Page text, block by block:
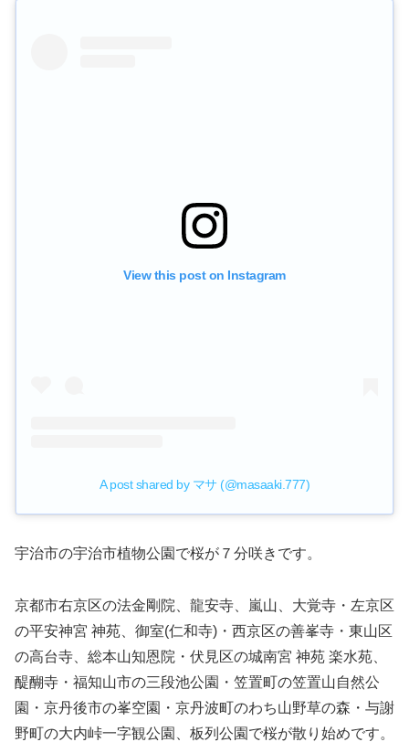
View this post on Instagram
A post shared by マサ (@masaaki.777)
宇治市の宇治市植物公園で桜が７分咲きです。
京都市右京区の法金剛院、龍安寺、嵐山、大覚寺・左京区
の平安神宮 神苑、御室(仁和寺)・西京区の善峯寺・東山区
の高台寺、総本山知恩院・伏見区の城南宮 神苑 楽水苑、
醍醐寺・福知山市の三段池公園・笠置町の笠置山自然公
園・京丹後市の峯空園・京丹波町のわち山野草の森・与謝
野町の大内峠一字観公園、板列公園で桜が散り始めです。